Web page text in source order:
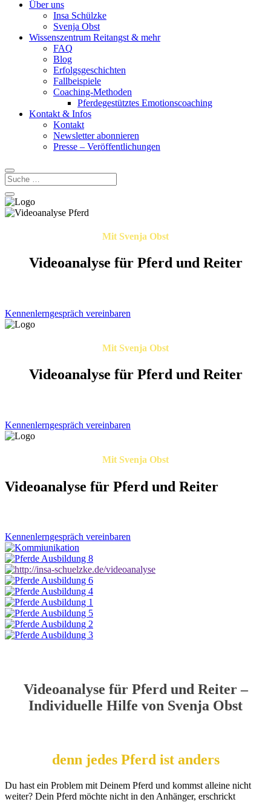
Über uns
Insa Schülzke
Svenja Obst
Wissenszentrum Reitangst & mehr
FAQ
Blog
Erfolgsgeschichten
Fallbeispiele
Coaching-Methoden
Pferdegestütztes Emotionscoaching
Kontakt & Infos
Kontakt
Newsletter abonnieren
Presse – Veröffentlichungen
Mit Svenja Obst
Videoanalyse für Pferd und Reiter
Kennenlerngespräch vereinbaren
Mit Svenja Obst
Videoanalyse für Pferd und Reiter
Kennenlerngespräch vereinbaren
Mit Svenja Obst
Videoanalyse für Pferd und Reiter
Kennenlerngespräch vereinbaren
Videoanalyse für Pferd und Reiter –
Individuelle Hilfe von Svenja Obst
denn jedes Pferd ist anders
Du hast ein Problem mit Deinem Pferd und kommst alleine nicht
weiter? Dein Pferd möchte nicht in den Anhänger, erschrickt